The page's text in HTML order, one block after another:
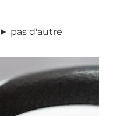
► pas d'autre